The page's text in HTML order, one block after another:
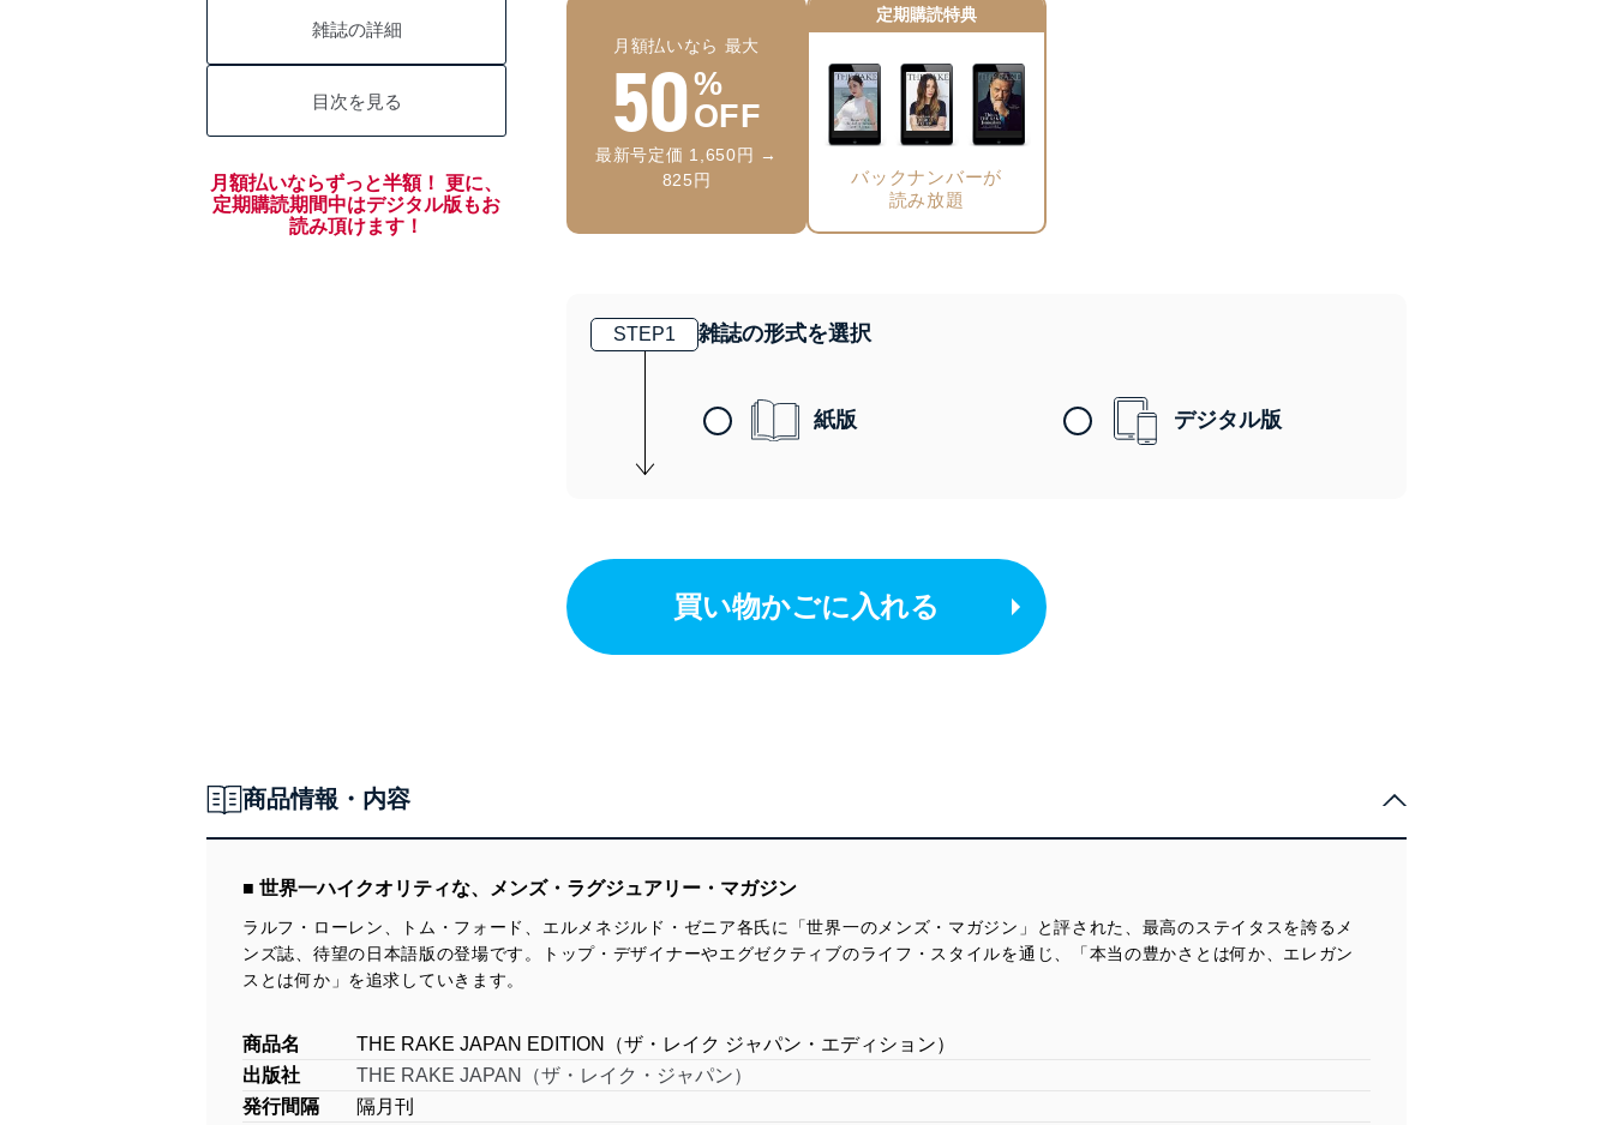
雑誌の詳細
目次を見る
月額払いならずっと半額！ 更に、
定期購読期間中はデジタル版もお
読み頂けます！
月額払いなら 最大
50%
OFF
最新号定価 1,650円 →
825円
定期購読特典
バックナンバーが
読み放題
STEP1 雑誌の形式を選択
紙版 デジタル版
買い物かごに入れる
商品情報・内容
■ 世界一ハイクオリティな、メンズ・ラグジュアリー・マガジン
ラルフ・ローレン、トム・フォード、エルメネジルド・ゼニア各氏に「世界一のメンズ・マガジン」と評された、最高のステイタスを誇るメ
ンズ誌、待望の日本語版の登場です。トップ・デザイナーやエグゼクティブのライフ・スタイルを通じ、「本当の豊かさとは何か、エレガン
スとは何か」を追求していきます。
商品名
THE RAKE JAPAN EDITION（ザ・レイク ジャパン・エディション）
出版社
THE RAKE JAPAN（ザ・レイク・ジャパン）
発行間隔
隔月刊